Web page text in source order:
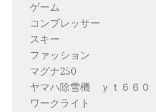
ゲーム
コンプレッサー
スキー
ファッション
マグナ250
ヤマハ除雪機 ｙｔ６６０
ワークライト